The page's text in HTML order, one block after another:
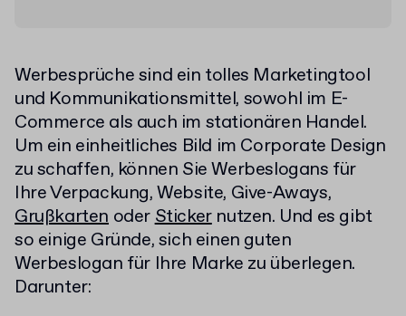
Werbesprüche sind ein tolles Marketingtool
und Kommunikationsmittel, sowohl im E-
Commerce als auch im stationären Handel.
Um ein einheitliches Bild im Corporate Design
zu schaffen, können Sie Werbeslogans für
Ihre Verpackung, Website, Give-Aways,
Grußkarten oderStickernutzen. Und es gibt
so einige Gründe, sich einen guten
Werbeslogan für Ihre Marke zu überlegen.
Darunter: